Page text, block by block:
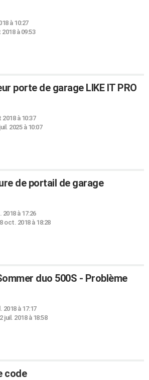
à 10:27
à 09:53
porte de garage LIKE IT PRO
2018 à 10:37
2025 à 10:07
de portail de garage
2018 à 17:26
oct. 2018 à 18:28
duo 500S - Problème
2018 à 17:17
juil. 2018 à 18:58
code